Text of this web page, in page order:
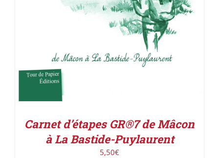
Carnet d’étapes GR®7 de Mâcon
à La Bastide-Puylaurent
5,50€